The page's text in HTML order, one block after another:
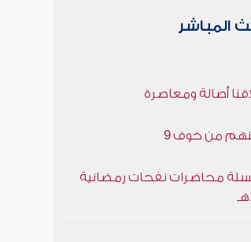
المباشر
أصالة ومعاصرة
من خوف 9
محاضرات نفحات رمضانية